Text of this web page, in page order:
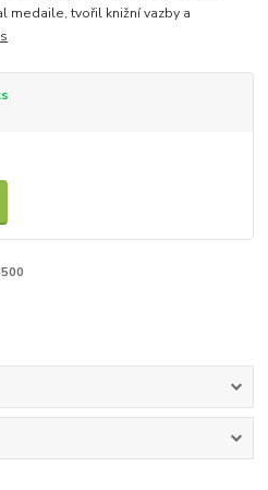
medaile, tvořil knižní vazby a